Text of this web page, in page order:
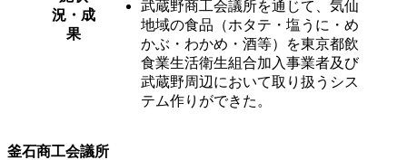
況・成
果
武蔵野商工会議所を通じて、気仙
地域の食品（ホタテ・塩うに・め
かぶ・わかめ・酒等）を東京都飲
食業生活衛生組合加入事業者及び
武蔵野周辺において取り扱うシス
テム作りができた。
釜石商工会議所